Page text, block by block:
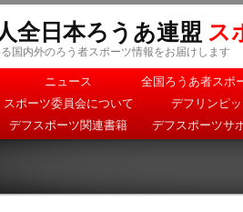
全日本ろうあ連盟 ス
国内外のろう者スポーツ情報をお届けします
ニュース
全国ろうあ者スポ
スポーツ委員会について
デフリンピ
デフスポーツ関連書籍 デフスポーツサ